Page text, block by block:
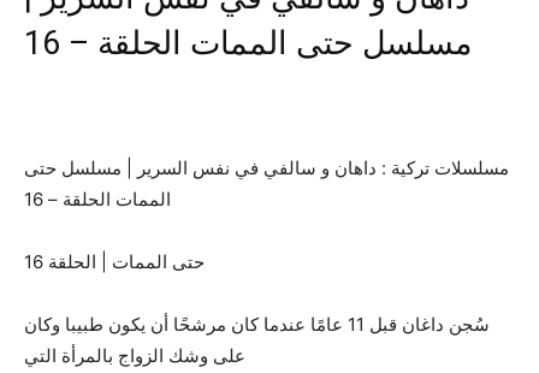
مسلسل حتى الممات الحلقة – 16
مسلسلات تركية : داهان و سالفي في نفس السرير | مسلسل حتى
الممات الحلقة – 16
حتى الممات | الحلقة 16
سُجن داغان قبل 11 عامًا عندما كان مرشحًا أن يكون طبيبا وكان
على وشك الزواج بالمرأة التي